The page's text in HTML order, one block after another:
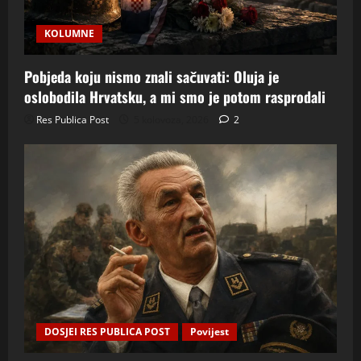
KOLUMNE
Pobjeda koju nismo znali sačuvati: Oluja je
oslobodila Hrvatsku, a mi smo je potom rasprodali
Res Publica Post 2
DOSJEI RES PUBLICA POST Povijest